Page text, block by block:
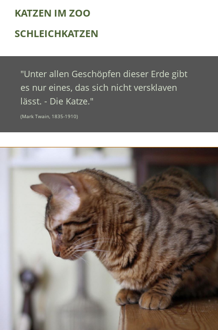
KATZEN IM ZOO
SCHLEICHKATZEN
"Unter allen Geschöpfen dieser Erde gibt
es nur eines, das sich nicht versklaven
lässt. - Die Katze."
(Mark Twain, 1835-1910)